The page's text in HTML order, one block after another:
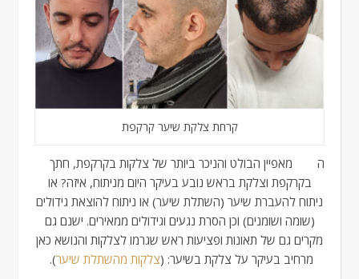
קרחת צלקת שיער קרקפת
המאפיין הבולט והניכר ביותר של צלקות בקרקפת, חתך
בקרקפת וצלקת בראש נובע בעיקר היום מניתוח, איזה? או
ניתוח להעברת שיער (השתלת שיער) או ניתוח להוצאת גידולים
(שומה ושומנים) וכן הסרת נגעים וגידולים ממאירים. ישנם גם
מקרים גם של תאונות ופציעות ראש שגרמו לצלקות והנושא כאן
מרחיב בעיקר על צלקת בשיער: (צלקות מהשתלת שיער).